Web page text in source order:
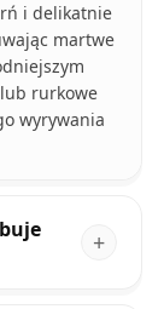
i delikatnie
martwe
rurkowe
wyrywania